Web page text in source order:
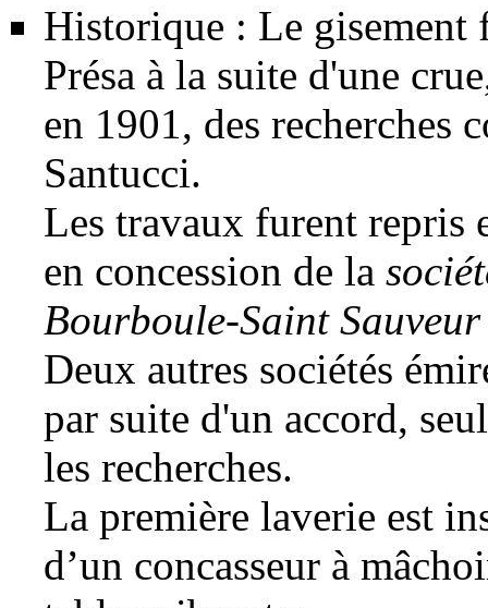
Historique : Le gisement
Présa à la suite d'une
en 1901, des recherches
Santucci.
Les travaux furent repris
en concession de la
Bourboule-Saint Sauveur
Deux autres sociétés
par suite d'un accord,
les recherches.
La première laverie est
d’un concasseur à